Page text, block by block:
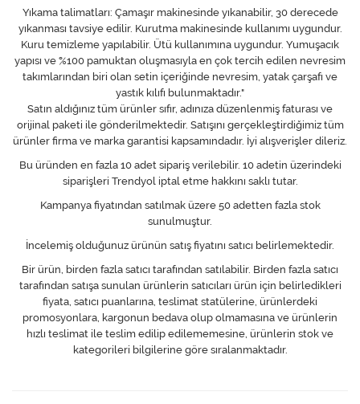
Yıkama talimatları: Çamaşır makinesinde yıkanabilir, 30 derecede
yıkanması tavsiye edilir. Kurutma makinesinde kullanımı uygundur.
Kuru temizleme yapılabilir. Ütü kullanımına uygundur. Yumuşacık
yapısı ve %100 pamuktan oluşmasıyla en çok tercih edilen nevresim
takımlarından biri olan setin içeriğinde nevresim, yatak çarşafı ve
yastık kılıfı bulunmaktadır."
Satın aldığınız tüm ürünler sıfır, adınıza düzenlenmiş faturası ve
orijinal paketi ile gönderilmektedir. Satışını gerçekleştirdiğimiz tüm
ürünler firma ve marka garantisi kapsamındadır. İyi alışverişler dileriz.
Bu üründen en fazla 10 adet sipariş verilebilir. 10 adetin üzerindeki
siparişleri Trendyol iptal etme hakkını saklı tutar.
Kampanya fiyatından satılmak üzere 50 adetten fazla stok
sunulmuştur.
İncelemiş olduğunuz ürünün satış fiyatını satıcı belirlemektedir.
Bir ürün, birden fazla satıcı tarafından satılabilir. Birden fazla satıcı
tarafından satışa sunulan ürünlerin satıcıları ürün için belirledikleri
fiyata, satıcı puanlarına, teslimat statülerine, ürünlerdeki
promosyonlara, kargonun bedava olup olmamasına ve ürünlerin
hızlı teslimat ile teslim edilip edilememesine, ürünlerin stok ve
kategorileri bilgilerine göre sıralanmaktadır.